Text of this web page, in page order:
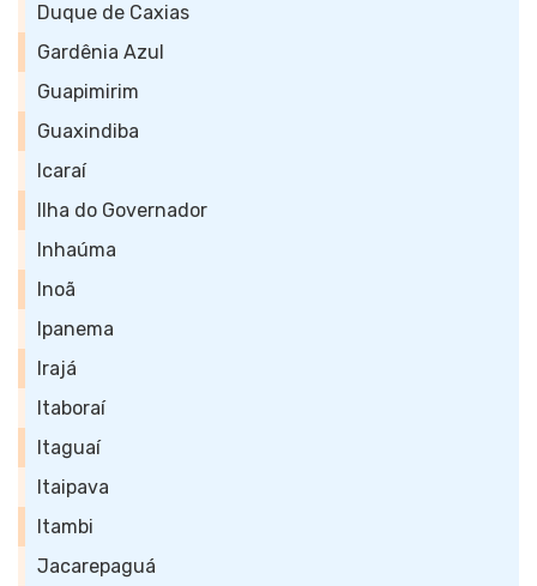
Duque de Caxias
Gardênia Azul
Guapimirim
Guaxindiba
Icaraí
Ilha do Governador
Inhaúma
Inoã
Ipanema
Irajá
Itaboraí
Itaguaí
Itaipava
Itambi
Jacarepaguá